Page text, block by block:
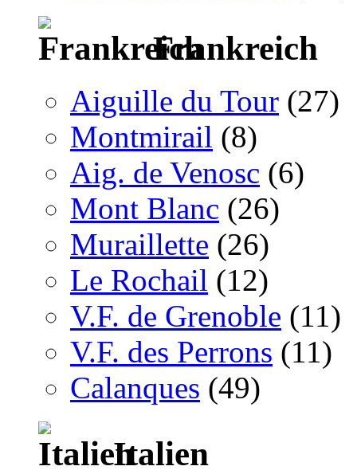
Frankreich
Aiguille du Tour (27)
Montmirail (8)
Aig. de Venosc (6)
Mont Blanc (26)
Muraillette (26)
Le Rochail (12)
V.F. de Grenoble (11)
V.F. des Perrons (11)
Calanques (49)
Italien